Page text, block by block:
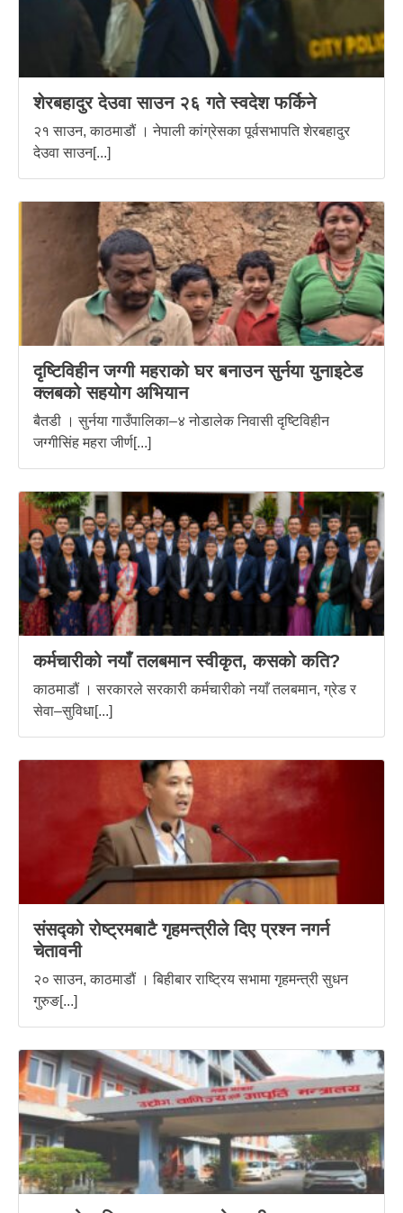
शेरबहादुर देउवा साउन २६ गते स्वदेश फर्किने
२१ साउन, काठमाडौं । नेपाली कांग्रेसका पूर्वसभापति शेरबहादुर
देउवा साउन[...]
दृष्टिविहीन जग्गी महराको घर बनाउन सुर्नया युनाइटेड
क्लबको सहयोग अभियान
बैतडी । सुर्नया गाउँपालिका–४ नोडालेक निवासी दृष्टिविहीन
जग्गीसिंह महरा जीर्ण[...]
कर्मचारीको नयाँ तलबमान स्वीकृत, कसको कति?
काठमाडौं । सरकारले सरकारी कर्मचारीको नयाँ तलबमान, ग्रेड र
सेवा–सुविधा[...]
संसद्को रोष्ट्रमबाटै गृहमन्त्रीले दिए प्रश्न नगर्न
चेतावनी
२० साउन, काठमाडौं । बिहीबार राष्ट्रिय सभामा गृहमन्त्री सुधन
गुरुङ[...]